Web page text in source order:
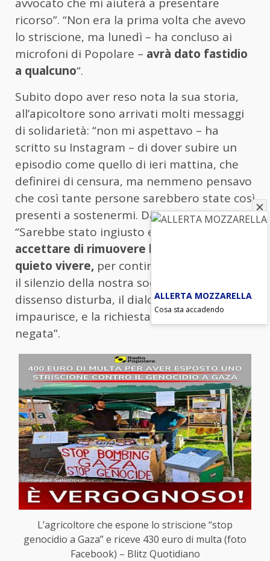
avvocato che mi aiuterà a presentare
ricorso”. “Non era la prima volta che avevo
lo striscione, ma lunedì – ha concluso ai
microfoni di Popolare – avrà dato fastidio
a qualcuno“.
Subito dopo aver reso nota la sua storia,
all’apicoltore sono arrivati molti messaggi
di solidarietà: “non mi aspettavo – ha
scritto su Instagram – di dover subire un
episodio come quello di ieri mattina, che
definirei di censura, ma nemmeno pensavo
che così tante persone sarebbero state così
presenti a sostenermi. Dà speranza”.
“Sarebbe stato ingiusto e umiliante
accettare di rimuovere lo striscione per il
quieto vivere, per continuare ad accettare
il silenzio della nostra società. Perché il
dissenso disturba, il dialogo tra le persone
impaurisce, e la richiesta di giustizia viene
negata”.
L’agricoltore che espone lo striscione “stop
genocidio a Gaza” e riceve 430 euro di multa (foto
Facebook) – Blitz Quotidiano
ALLERTA MOZZARELLA
Cosa sta accadendo